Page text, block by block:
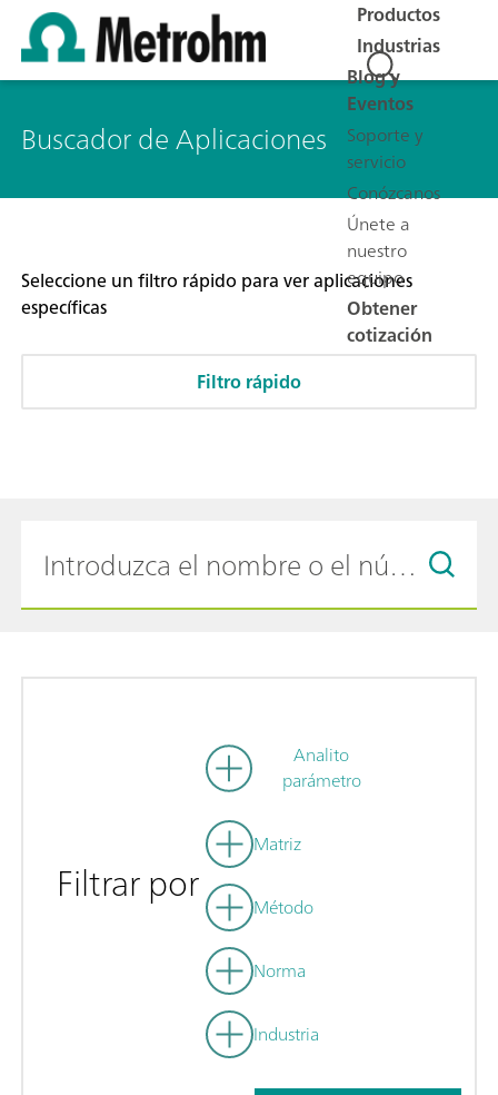
Productos
Industrias
Blog y
Eventos
Soporte y
servicio
Conózcanos
Únete a
nuestro
equipo
Obtener
cotización
Buscador de Aplicaciones
Seleccione un filtro rápido para ver aplicaciones
específicas
Filtro rápido
Filtrar por
Analito
parámetro
Matriz
Método
Norma
Industria